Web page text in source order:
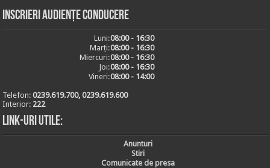
Inscrieri audiențe conducere
Luni:08:00 - 16:30
Marți:08:00 - 16:30
Miercuri:08:00 - 16:30
Joi:08:00 - 16:30
Vineri:08:00 - 14:00
Telefon:0239.619.700, 0239.619.600
Interior: 222
Link-uri utile:
Anunturi
Stiri
Comunicate de presa